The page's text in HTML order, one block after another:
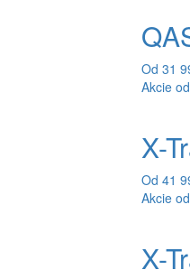
Od 31
Akcie
X-
Od 41
Akcie
X-